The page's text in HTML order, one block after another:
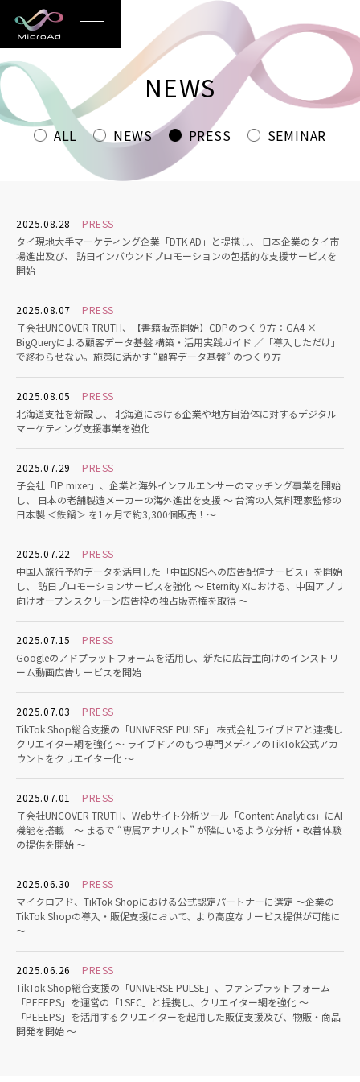
MicroAd
-
Redesigning
the
Future
NEWS
ALL NEWS PRESS SEMINAR
2025.08.28
PRESS
タイ現地大手マーケティング企業「DTK AD」と提携し、 日本企業のタイ市
場進出及び、 訪日インバウンドプロモーションの包括的な支援サービスを
開始
2025.08.07
PRESS
子会社UNCOVER TRUTH、【書籍販売開始】CDPのつくり方：GA4 ×
BigQueryによる顧客データ基盤 構築・活用実践ガイド ／「導入しただけ」
で終わらせない。施策に活かす “顧客データ基盤” のつくり方
2025.08.05
PRESS
北海道支社を新設し、 北海道における企業や地方自治体に対するデジタル
マーケティング支援事業を強化
2025.07.29
PRESS
子会社「IP mixer」、企業と海外インフルエンサーのマッチング事業を開始
し、 日本の老舗製造メーカーの海外進出を支援 〜 台湾の人気料理家監修の
日本製 ＜鉄鍋＞ を1ヶ月で約3,300個販売！〜
2025.07.22
PRESS
中国人旅行予約データを活用した「中国SNSへの広告配信サービス」を開始
し、 訪日プロモーションサービスを強化 〜 Eternity Xにおける、中国アプリ
向けオープンスクリーン広告枠の独占販売権を取得 〜
2025.07.15
PRESS
Googleのアドプラットフォームを活用し、新たに広告主向けのインストリ
ーム動画広告サービスを開始
2025.07.03
PRESS
TikTok Shop総合支援の「UNIVERSE PULSE」 株式会社ライブドアと連携し
クリエイター網を強化 〜 ライブドアのもつ専門メディアのTikTok公式アカ
ウントをクリエイター化 〜
2025.07.01
PRESS
子会社UNCOVER TRUTH、Webサイト分析ツール「Content Analytics」にAI
機能を搭載 〜 まるで “専属アナリスト” が隣にいるような分析・改善体験
の提供を開始 〜
2025.06.30
PRESS
マイクロアド、TikTok Shopにおける公式認定パートナーに選定 ～企業の
TikTok Shopの導入・販促支援において、より高度なサービス提供が可能に
～
2025.06.26
PRESS
TikTok Shop総合支援の「UNIVERSE PULSE」、ファンプラットフォーム
「PEEEPS」を運営の「1SEC」と提携し、クリエイター網を強化 〜
「PEEEPS」を活用するクリエイターを起用した販促支援及び、物販・商品
開発を開始 〜